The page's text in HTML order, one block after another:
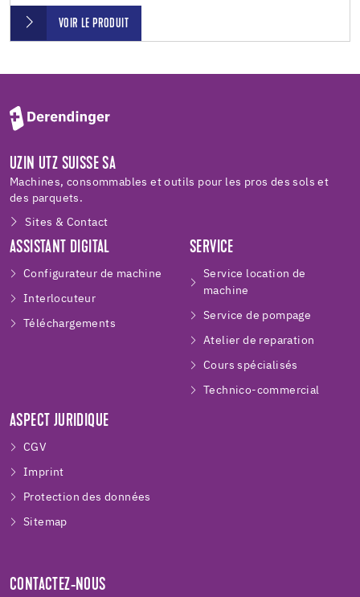
VOIR LE PRODUIT
UZIN UTZ SUISSE SA
Machines, consommables et outils pour les pros des sols et
des parquets.
Sites & Contact
ASSISTANT DIGITAL
Configurateur de machine
Interlocuteur
Téléchargements
SERVICE
Service location de
machine
Service de pompage
Atelier de reparation
Cours spécialisés
Technico-commercial
ASPECT JURIDIQUE
CGV
Imprint
Protection des données
Sitemap
CONTACTEZ-NOUS